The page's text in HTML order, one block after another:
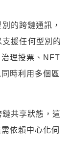
的跨鏈通訊，
援任何型別的
理投票、NFT
時利用多個區
共享狀態，這
依賴中心化伺